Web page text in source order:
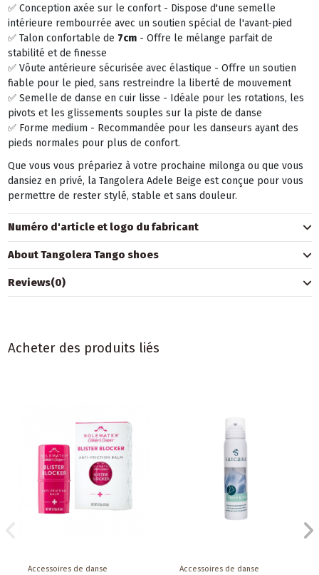
✅ Conception axée sur le confort - Dispose d'une semelle
intérieure rembourrée avec un soutien spécial de l'avant-pied
✅ Talon confortable de 7cm- Offre le mélange parfait de
stabilité et de finesse
✅ Vôute antérieure sécurisée avec élastique - Offre un soutien
fiable pour le pied, sans restreindre la liberté de mouvement
✅ Semelle de danse en cuir lisse - Idéale pour les rotations, les
pivots et les glissements souples sur la piste de danse
✅ Forme medium - Recommandée pour les danseurs ayant des
pieds normales pour plus de confort.
Que vous vous prépariez à votre prochaine milonga ou que vous
dansiez en privé, la Tangolera Adele Beige est conçue pour vous
permettre de rester stylé, stable et sans douleur.
Numéro d'article et logo du fabricant
About Tangolera Tango shoes
Reviews(0)
Acheter des produits liés
Accessoires de danse Accessoires de danse